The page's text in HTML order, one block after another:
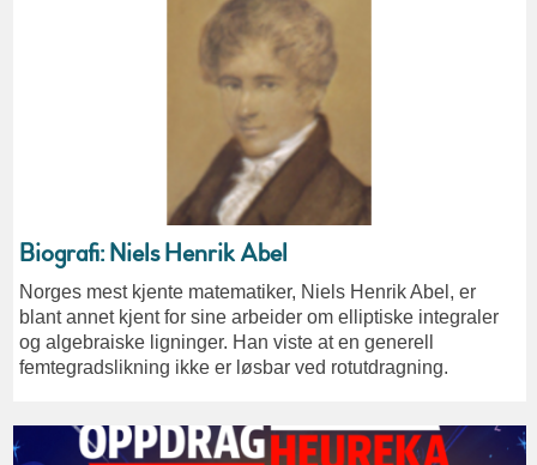
Biografi: Niels Henrik Abel
Norges mest kjente matematiker, Niels Henrik Abel, er
blant annet kjent for sine arbeider om elliptiske integraler
og algebraiske ligninger. Han viste at en generell
femtegradslikning ikke er løsbar ved rotutdragning.